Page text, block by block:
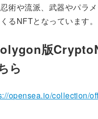
術や流派、武器やパラ
るNFTとなっています。
版
ら
opensea.io/collection/